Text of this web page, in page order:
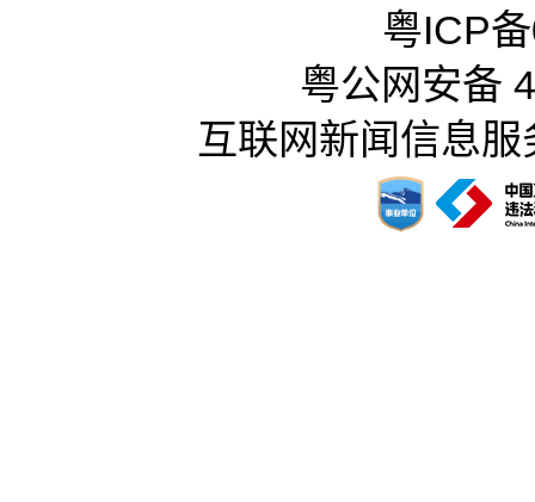
粤ICP
粤公网安备
互联网新闻信息